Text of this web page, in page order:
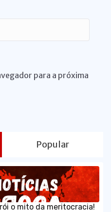
para a próxima
Popular
o mito da meritocracia!